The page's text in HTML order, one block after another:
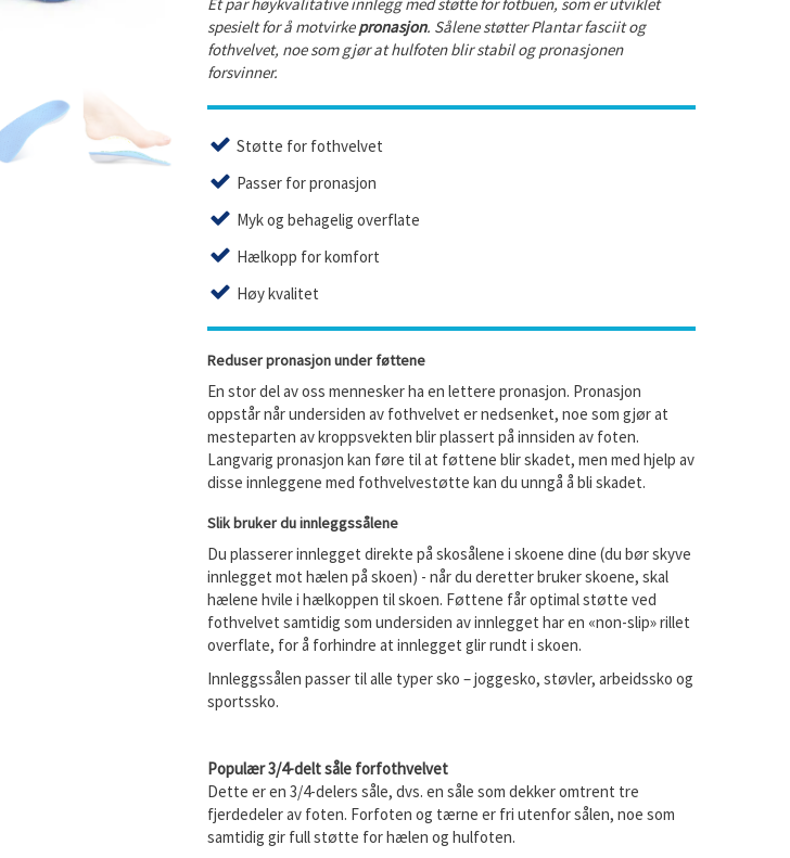
spesielt for å motvirkepronasjon. Sålene støtter Plantar fasciit og
fothvelvet, noe som gjør at hulfoten blir stabil og pronasjonen
forsvinner.
Støtte for fothvelvet
Passer for pronasjon
Myk og behagelig overflate
Hælkopp for komfort
Høy kvalitet
Reduser pronasjon under føttene
En stor del av oss mennesker ha en lettere pronasjon. Pronasjon
oppstår når undersiden av fothvelvet er nedsenket, noe som gjør at
mesteparten av kroppsvekten blir plassert på innsiden av foten.
Langvarig pronasjon kan føre til at føttene blir skadet, men med hjelp av
disse innleggene med fothvelvestøtte kan du unngå å bli skadet.
Slik bruker du innleggssålene
Du plasserer innlegget direkte på skosålene i skoene dine (du bør skyve
innlegget mot hælen på skoen) - når du deretter bruker skoene, skal
hælene hvile i hælkoppen til skoen. Føttene får optimal støtte ved
fothvelvet samtidig som undersiden av innlegget har en «non-slip» rillet
overflate, for å forhindre at innlegget glir rundt i skoen.
Innleggssålen passer til alle typer sko – joggesko, støvler, arbeidssko og
sportssko.
Populær 3/4-delt såle forfothvelvet
Dette er en 3/4-delers såle, dvs. en såle som dekker omtrent tre
fjerdedeler av foten. Forfoten og tærne er fri utenfor sålen, noe som
samtidig gir full støtte for hælen og hulfoten.